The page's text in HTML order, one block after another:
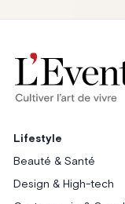
Lifestyle
Beauté & Santé
Design & High-tech